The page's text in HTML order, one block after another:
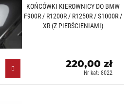
KOŃCÓWKI KIEROWNICY DO BMW
F900R / R1200R / R1250R / S1000R /
XR (Z PIERŚCIENIAMI)
220,00 zł
Nr kat: 8022